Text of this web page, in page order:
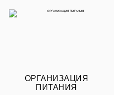
ОРГАНИЗАЦИЯ
ПИТАНИЯ